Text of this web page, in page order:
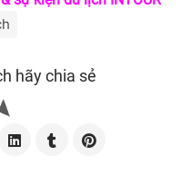
hãy chia sẻ